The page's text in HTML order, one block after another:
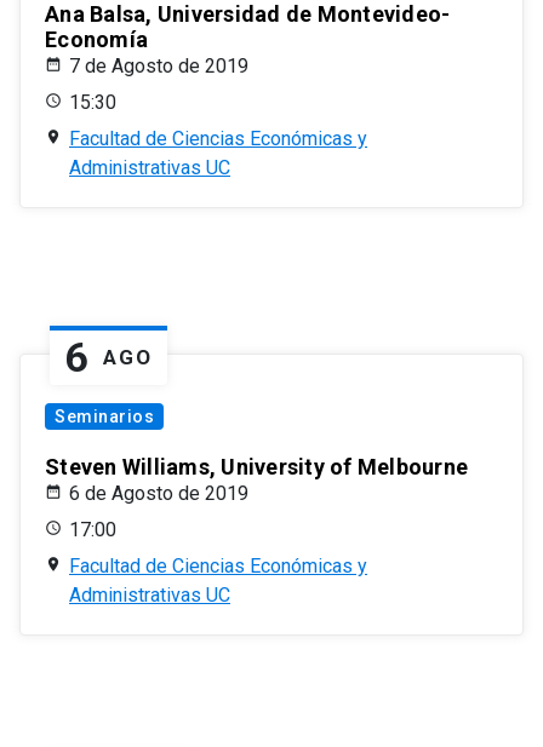
Ana Balsa, Universidad de Montevideo-
Economía
7 de Agosto de 2019
15:30
Facultad de Ciencias Económicas y
Administrativas UC
6 AGO
Seminarios
Steven Williams, University of Melbourne
6 de Agosto de 2019
17:00
Facultad de Ciencias Económicas y
Administrativas UC